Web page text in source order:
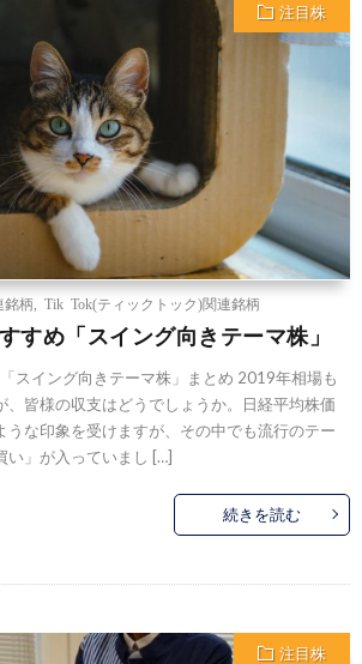
注目株
銘柄 Tik Tok(ティックトック)関連銘柄
すめ「スイング向きテーマ株」
スイング向きテーマ株」まとめ 2019年相場も
、皆様の収支はどうでしょうか。日経平均株価
うな印象を受けますが、その中でも流行のテー
い」が入っていまし […]
続きを読む
注目株